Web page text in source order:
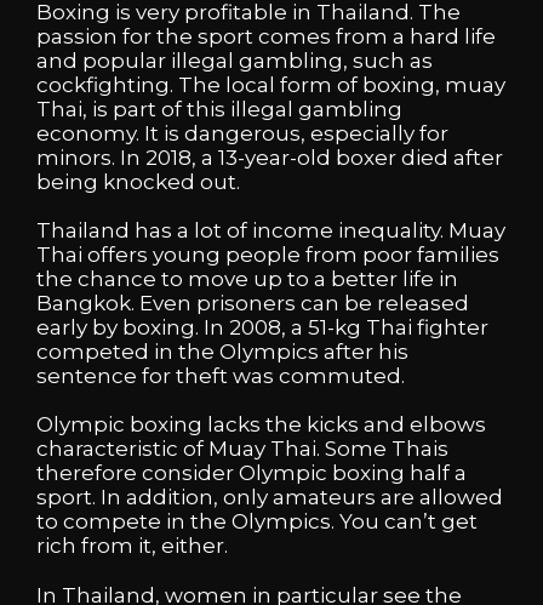
Boxing is very profitable in Thailand. The
passion for the sport comes from a hard life
and popular illegal gambling, such as
cockfighting. The local form of boxing, muay
Thai, is part of this illegal gambling
economy. It is dangerous, especially for
minors. In 2018, a 13-year-old boxer died after
being knocked out.
Thailand has a lot of income inequality. Muay
Thai offers young people from poor families
the chance to move up to a better life in
Bangkok. Even prisoners can be released
early by boxing. In 2008, a 51-kg Thai fighter
competed in the Olympics after his
sentence for theft was commuted.
Olympic boxing lacks the kicks and elbows
characteristic of Muay Thai. Some Thais
therefore consider Olympic boxing half a
sport. In addition, only amateurs are allowed
to compete in the Olympics. You can’t get
rich from it, either.
In Thailand, women in particular see the